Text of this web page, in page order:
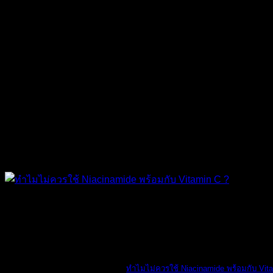
ทำไมไม่ควรใช้ Niacinamide พร้อมกับ